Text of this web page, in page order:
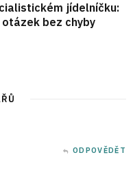
jídelníčku:
bez chyby
ODPOVĚDĚT